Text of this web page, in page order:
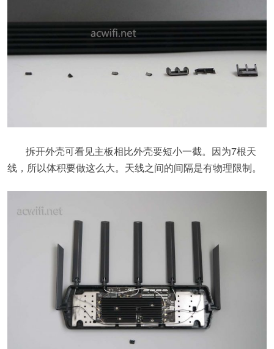
拆开外壳可看见主板相比外壳要短小一截。因为7根天
线，所以体积要做这么大。天线之间的间隔是有物理限制。